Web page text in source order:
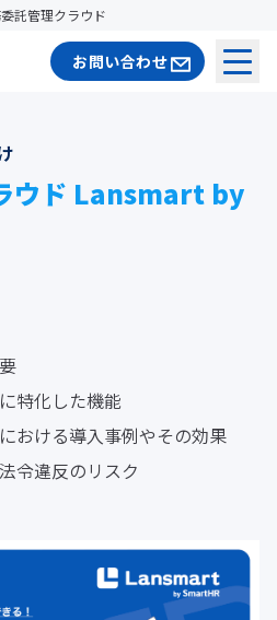
託管理クラウド
お問い合わせ
メニ
ウド Lansmart by
特化した機能
おける導入事例やその効果
令違反のリスク